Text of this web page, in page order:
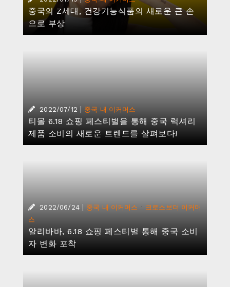
중국의 Z세대, 건강기능식품의 새로운 큰 손
으로 부상
2022/07/12 | 중국 내 이커머스
티몰 6.18 쇼핑 페스티벌을 통해 중국 럭셔리
제품 소비의 새로운 트렌드를 살펴보다!
2022/06/24 | 중국 내 이커머스 · 크로스보더 이커머
스
알리바바, 6.18 쇼핑 페스티벌 통해 중국 소비
자 변화 포착